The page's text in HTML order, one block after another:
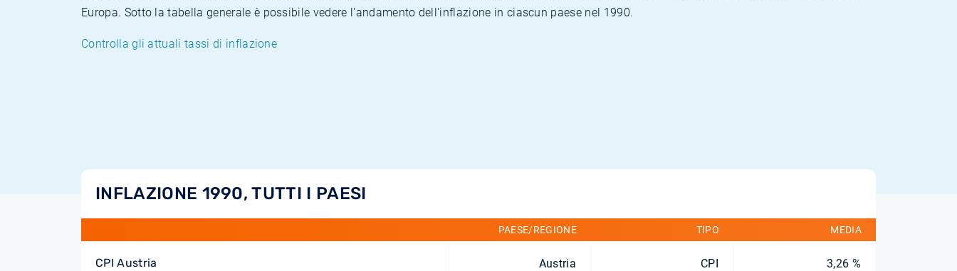
Europa. Sotto la tabella generale è possibile vedere l'andamento dell'inflazione in ciascun paese nel 1990.
Controlla gli attuali tassi di inflazione
INFLAZIONE 1990, TUTTI I PAESI
PAESE/REGIONE TIPO MEDIA
CPI Austria Austria CPI 3,26 %